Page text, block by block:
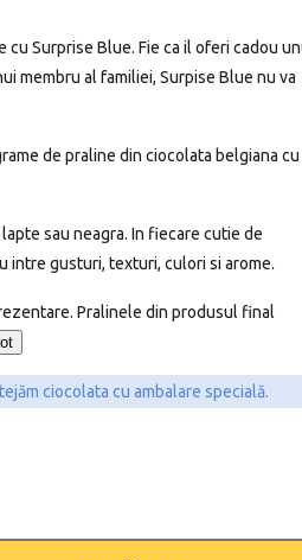
cu Surprise Blue. Fie ca il oferi cadou
membru al familiei, Surpise Blue nu va
de praline din ciocolata belgiana cu
sau neagra. In fiecare cutie de
intre gusturi, texturi, culori si arome.
Pralinele din produsul final
ciocolata cu ambalare specială.